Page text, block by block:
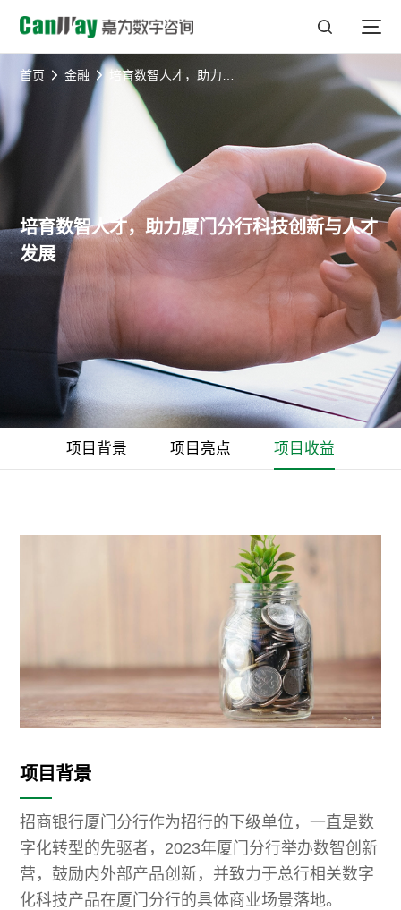
培育数智人才，助力厦门分行科技创新与人才
发展
首页 金融
项目背景 项目亮点 项目收益
项目背景
招商银行厦门分行作为招行的下级单位，一直是数
字化转型的先驱者，2023年厦门分行举办数智创新
营，鼓励内外部产品创新，并致力于总行相关数字
化科技产品在厦门分行的具体商业场景落地。